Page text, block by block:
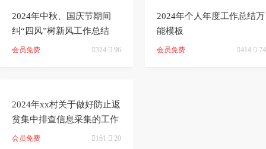
2024年中秋、国庆节期间
纠“四风”树新风工作总结
会员免费 324  96
2024年个人年度工作总结万
能模板
会员免费 414  74
2024年xx村关于做好防止返
贫集中排查信息采集的工作
总结
会员免费  161  20